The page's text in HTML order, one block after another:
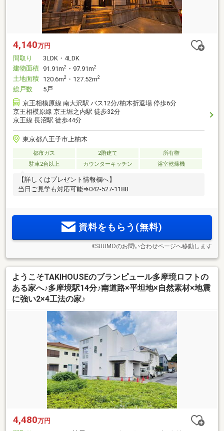
4,140万円
間取り
3LDK・4LDK
建物面積 91.91m2 ・97.91m2
土地面積 120.6m2 ・127.52m2
総戸数
5戸
京王相模原線 南大沢駅 バス12分/柚木折返場 停歩6分
京王相模原線 京王堀之内駅 徒歩32分
京王線 長沼駅 徒歩44分
東京都八王子市上柚木
都市ガス 2階建て
所有権
駐車2台以上
カウンターキッチン 浴室乾燥機
【詳しくはプレゼント情報欄へ】
当日ご見学も対応可能⇒042-527-1188
資料をもらう(無料)
※SUUMOのお問い合わせページへ移動します
ようこそTAKIHOUSEのブランピュール多摩境ロフトの
ある家へ♪多摩境駅14分♪南道路×平坦地×自然素材×地震
に強い2×4工法の家♪
4,480万円